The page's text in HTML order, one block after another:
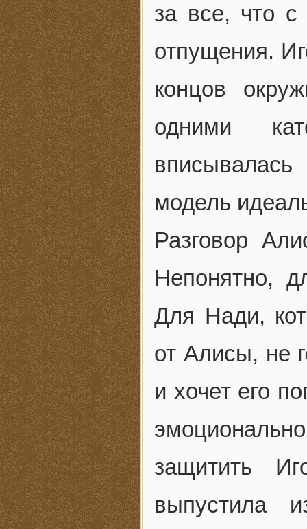
за все, что с
отпущения.
концов
одними
модель
Разговор
Непонятно,
Для Нади,
от Алисы, не
и хочет его
защитить
выпустила